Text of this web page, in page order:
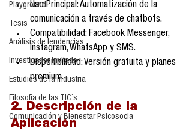
Playground
Tesis
Análisis de tendencias
Investigador Invitado
Estudios de la industria
Filosofía de las TIC´s
Comunicación y Bienestar Psicosocia
Uso Principal: Automatización de la
comunicación a través de chatbots.
Compatibilidad: Facebook Messenger,
Instagram, WhatsApp y SMS.
Disponibilidad: Versión gratuita y planes
premium.
2. Descripción de la
Aplicación